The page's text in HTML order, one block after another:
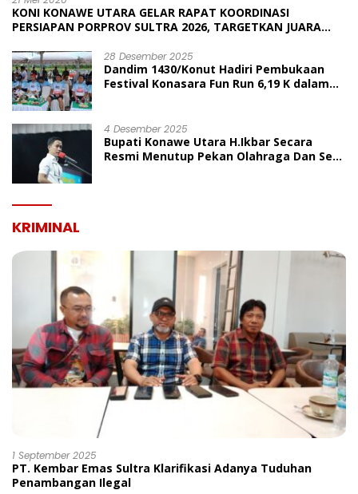
KONI KONAWE UTARA GELAR RAPAT KOORDINASI
PERSIAPAN PORPROV SULTRA 2026, TARGETKAN JUARA
28 Desember 2025
Dandim 1430/Konut Hadiri Pembukaan
Festival Konasara Fun Run 6,19 K dalam
4 Desember 2025
Bupati Konawe Utara H.Ikbar Secara
Resmi Menutup Pekan Olahraga Dan Seni
KRIMINAL
1 September 2025
PT. Kembar Emas Sultra Klarifikasi Adanya Tuduhan
Penambangan Ilegal